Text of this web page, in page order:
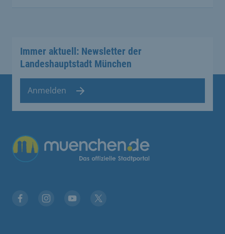
Immer aktuell: Newsletter der
Landeshauptstadt München
Anmelden
Übergreifende Links